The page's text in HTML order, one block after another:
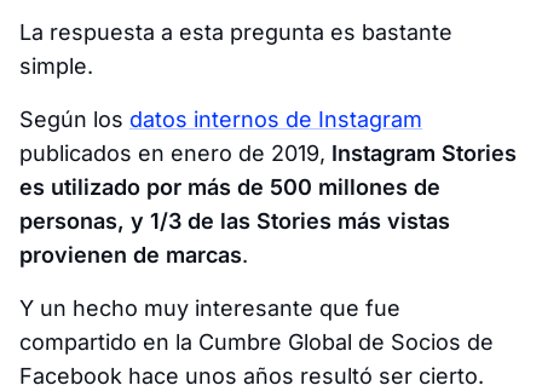
La respuesta a esta pregunta es bastante
simple.
Según los datos internos de Instagram
publicados en enero de 2019, Instagram Stories
es utilizado por más de 500 millones de
personas, y 1/3 de las Stories más vistas
provienen de marcas.
Y un hecho muy interesante que fue
compartido en la Cumbre Global de Socios de
Facebook hace unos años resultó ser cierto.